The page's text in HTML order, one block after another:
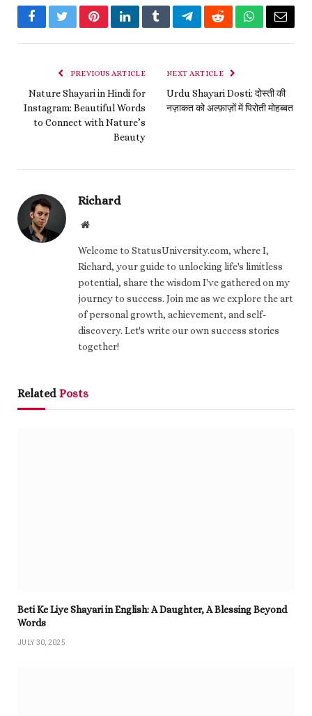
FacebookTwitterPinterestLinkedInTumblrTelegramRedditWhatsApp
Email
PREVIOUS ARTICLE
Nature Shayari in Hindi for
Instagram: Beautiful Words
to Connect with Nature’s
Beauty
NEXT ARTICLE
Urdu Shayari Dosti: दोस्ती की
नज़ाकत को अल्फ़ाज़ों में पिरोती मोहब्बत
Richard
Website
Welcome to StatusUniversity.com, where I,
Richard, your guide to unlocking life's limitless
potential, share the wisdom I've gathered on my
journey to success. Join me as we explore the art
of personal growth, achievement, and self-
discovery. Let's write our own success stories
together!
Related Posts
Beti Ke Liye Shayari in English: A Daughter, A Blessing Beyond
Words
JULY 30, 2025